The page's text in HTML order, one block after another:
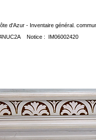
d'Azur - Inventaire général.
Notice : IM06002420